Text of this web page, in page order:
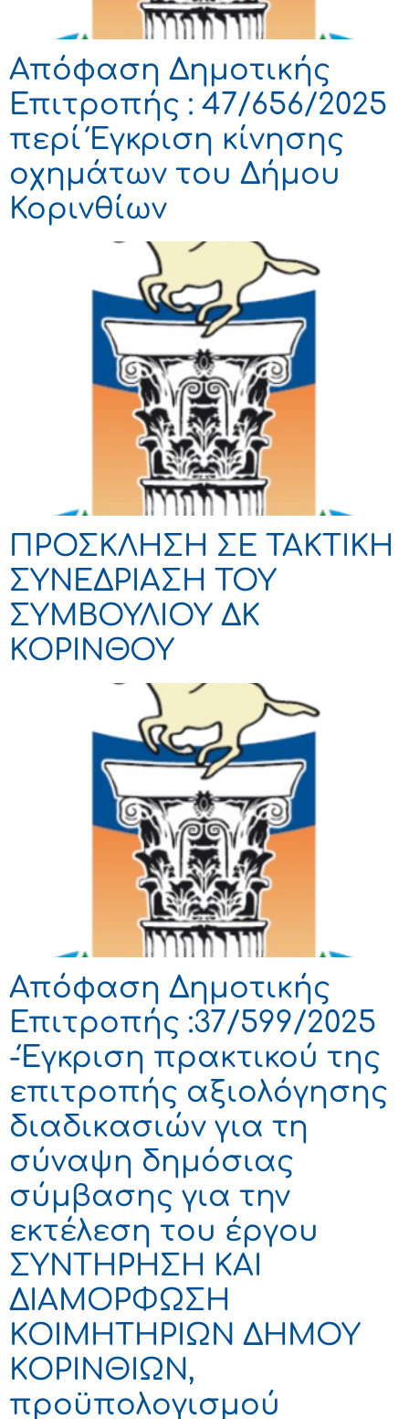
Απόφαση Δημοτικής
Επιτροπής : 47/656/2025
περί Έγκριση κίνησης
οχημάτων του Δήμου
Κορινθίων
ΠΡΟΣΚΛΗΣΗ ΣΕ ΤΑΚΤΙΚΗ
ΣΥΝΕΔΡΙΑΣΗ ΤΟΥ
ΣΥΜΒΟΥΛΙΟΥ ΔΚ
ΚΟΡΙΝΘΟΥ
Απόφαση Δημοτικής
Επιτροπής :37/599/2025
-Έγκριση πρακτικού της
επιτροπής αξιολόγησης
διαδικασιών για τη
σύναψη δημόσιας
σύμβασης για την
εκτέλεση του έργου
ΣΥΝΤΗΡΗΣΗ ΚΑΙ
ΔΙΑΜΟΡΦΩΣΗ
ΚΟΙΜΗΤΗΡΙΩΝ ΔΗΜΟΥ
ΚΟΡΙΝΘΙΩΝ,
προϋπολογισμού